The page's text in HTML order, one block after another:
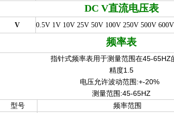
DC V直流电压表
V 0.5V 1V 10V 25V 50V 100V 250V 500V 600V
频率表
指针式频率表用于测量范围在45-65HZ
精度1.5
电压允许波动范围:+-20%
测量范围:45-65HZ
型号 频率范围